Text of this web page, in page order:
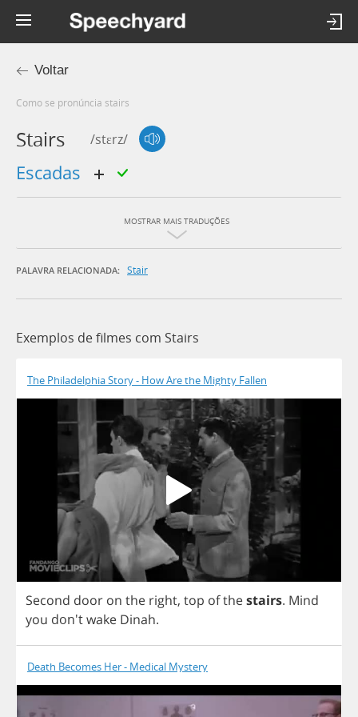
Voltar
Como se pronúncia stairs
Stairs /stɛrz/
escadas
MOSTRAR MAIS TRADUÇÕES
PALAVRA RELACIONADA: Stair
Exemplos de filmes com Stairs
The Philadelphia Story - How Are the Mighty Fallen
Second door on the right, top ofthestairs. Mind
you don'twake Dinah.
Death Becomes Her - Medical Mystery